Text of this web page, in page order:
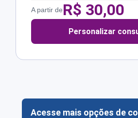
A partir deR$ 30,00
Personalizar
Acesse mais opções de